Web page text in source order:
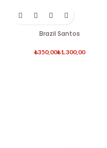
Brazil Santos
₺ ₺